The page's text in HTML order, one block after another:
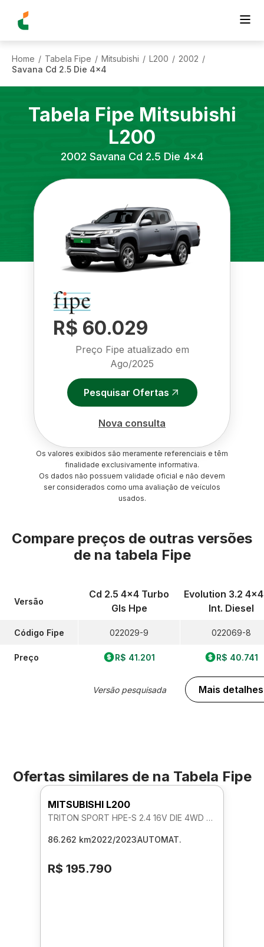
Home / Tabela Fipe / Mitsubishi / L200 / 2002 /
Savana Cd 2.5 Die 4x4
Tabela Fipe Mitsubishi
L200
2002 Savana Cd 2.5 Die 4x4
R$ 60.029
Preço Fipe atualizado em
Ago/2025
Pesquisar Ofertas
Nova consulta
Os valores exibidos são meramente referenciais e têm
finalidade exclusivamente informativa.
Os dados não possuem validade oficial e não devem
ser considerados como uma avaliação de veículos
usados.
Compare preços de outras versões
de na tabela Fipe
Versão
Código Fipe
Preço
Cd 2.5 4x4 Turbo
Gls Hpe
022029-9
R$ 41.201
Versão pesquisada
Evolution 3.2
Int. Diesel
022069-8
R$ 40.741
Mais detalhes
Ofertas similares de na Tabela Fipe
MITSUBISHI L200
TRITON SPORT HPE-S 2.4 16V DIE 4WD AUTOMATICO
86.262 km2022/2023AUTOMAT.
R$ 195.790